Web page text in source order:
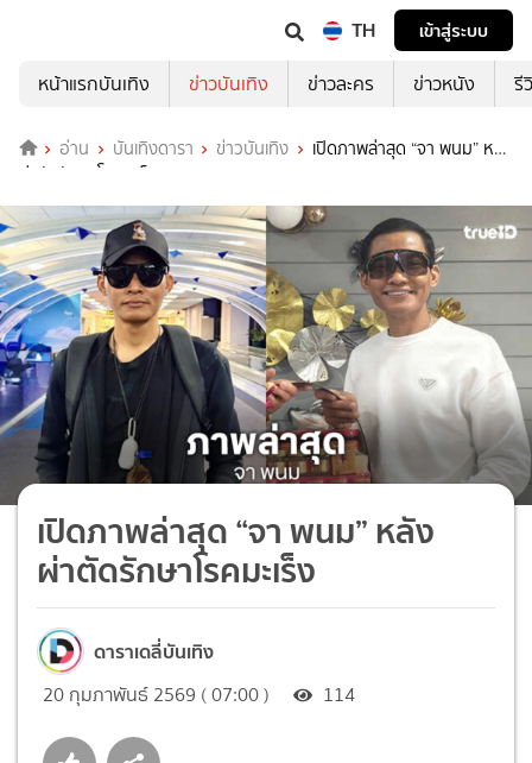
TH
เข้าสู่ระบบ
หน้าแรกบันเทิง
ข่าวบันเทิง ข่าวละคร ข่าวหนัง รี
อ่าน บันเทิงดารา ข่าวบันเทิง
เปิดภาพล่าสุด “จา พนม” หลัง
ผ่าตัดรักษาโรคมะเร็ง
เปิดภาพล่าสุด “จา พนม” หลัง
ผ่าตัดรักษาโรคมะเร็ง
ดาราเดลี่บันเทิง
20 กุมภาพันธ์ 2569 ( 07:00 ) 114